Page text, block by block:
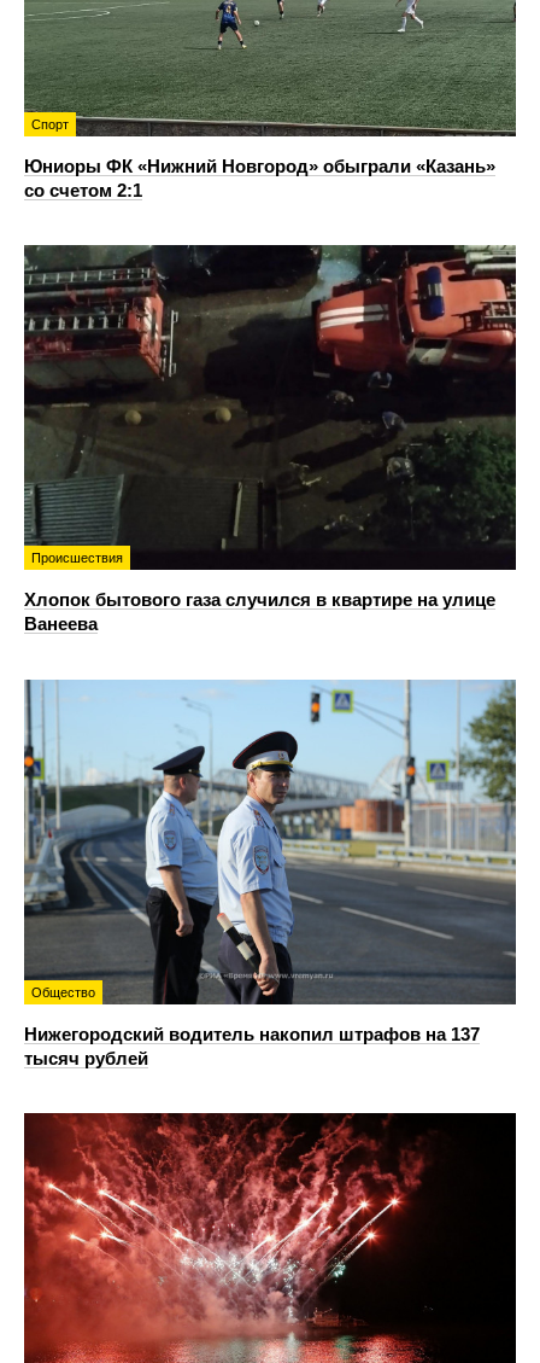
Спорт
Юниоры ФК «Нижний Новгород» обыграли «Казань»
со счетом 2:1
Происшествия
Хлопок бытового газа случился в квартире на улице
Ванеева
Общество
Нижегородский водитель накопил штрафов на 137
тысяч рублей